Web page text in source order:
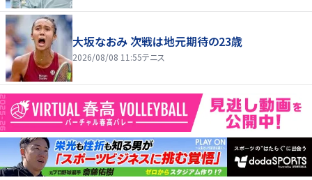
大坂なおみ 次戦は地元期待の23歳
2026/08/08 11:55テニス